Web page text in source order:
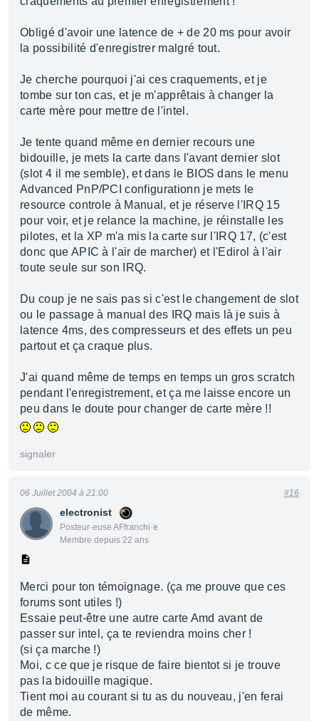
Obligé d'avoir une latence de + de 20 ms pour avoir
la possibilité d'enregistrer malgré tout.
Je cherche pourquoi j'ai ces craquements, et je
tombe sur ton cas, et je m'apprêtais à changer la
carte mère pour mettre de l'intel.
Je tente quand même en dernier recours une
bidouille, je mets la carte dans l'avant dernier slot
(slot 4 il me semble), et dans le BIOS dans le menu
Advanced PnP/PCI configurationn je mets le
resource controle à Manual, et je réserve l'IRQ 15
pour voir, et je relance la machine, je réinstalle les
pilotes, et la XP m'a mis la carte sur l'IRQ 17, (c'est
donc que APIC à l'air de marcher) et l'Edirol à l'air
toute seule sur son IRQ.
Du coup je ne sais pas si c'est le changement de slot
ou le passage à manual des IRQ mais là je suis à
latence 4ms, des compresseurs et des effets un peu
partout et ça craque plus.
J'ai quand même de temps en temps un gros scratch
pendant l'enregistrement, et ça me laisse encore un
peu dans le doute pour changer de carte mère !!
signaler
electronist
Posteur·euse AFfranchi·e
Membre depuis 22 ans
06 Juillet 2004 à 21:00 #16
Merci pour ton témoignage. (ça me prouve que ces
forums sont utiles !)
Essaie peut-être une autre carte Amd avant de
passer sur intel, ça te reviendra moins cher !
(si ça marche !)
Moi, c ce que je risque de faire bientot si je trouve
pas la bidouille magique.
Tient moi au courant si tu as du nouveau, j'en ferai
de même.